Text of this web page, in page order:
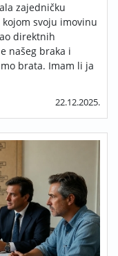
zajedničku
svoju imovinu
direktnih
našeg braka i
brata. Imam li ja
22.12.2025.